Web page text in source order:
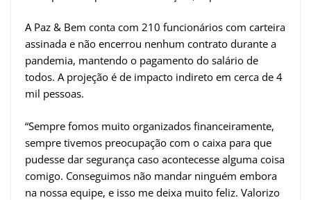
A Paz & Bem conta com 210 funcionários com carteira
assinada e não encerrou nenhum contrato durante a
pandemia, mantendo o pagamento do salário de
todos. A projeção é de impacto indireto em cerca de 4
mil pessoas.
“Sempre fomos muito organizados financeiramente,
sempre tivemos preocupação com o caixa para que
pudesse dar segurança caso acontecesse alguma coisa
comigo. Conseguimos não mandar ninguém embora
na nossa equipe, e isso me deixa muito feliz. Valorizo